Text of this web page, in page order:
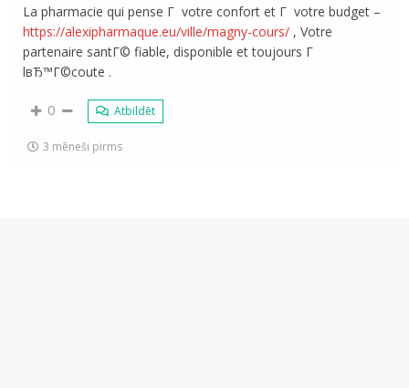
La pharmacie qui pense Г votre confort et Г votre budget –
https://alexipharmaque.eu/ville/magny-cours/ , Votre
partenaire santГ© fiable, disponible et toujours Г
lвЂ™Г©coute .
0 Atbildēt
3 mēneši pirms